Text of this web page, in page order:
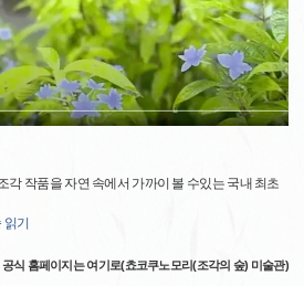
각 작품을 자연 속에서 가까이 볼 수있는 국내 최초
기
공식 홈페이지는 여기로(쵸코쿠노모리(조각의 숲) 미술관)